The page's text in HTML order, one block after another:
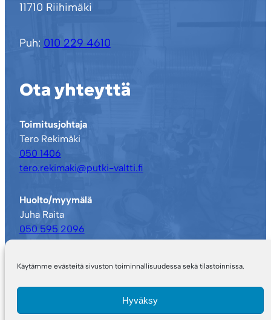
Käytämme evästeitä sivuston toiminnallisuudessa sekä tilastoinnissa.
Hyväksy
11710 Riihimäki
Puh: 010 229 4610
Ota yhteyttä
Toimitusjohtaja
Tero Rekimäki
050 1406
tero.rekimaki@putki-valtti.fi
Huolto/myymälä
Juha Raita
050 595 2096
juha.raita@putki-valtti.fi
Tarjouslaskenta ja urakointi
050 2281